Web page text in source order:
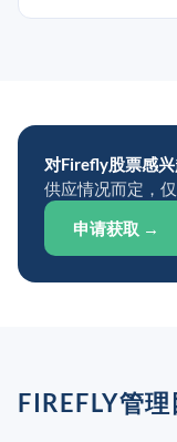
对Firefly股票感兴
供应情况而定，
申请获取 →
FIREFLY管理